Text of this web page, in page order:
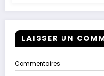
LAISSER UN
Commentaires